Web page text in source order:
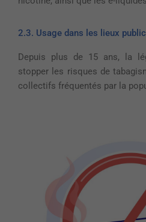
2.3. Usage dans les lieux
Depuis plus de 15 ans, la
stopper les risques de
collectifs fréquentés par la